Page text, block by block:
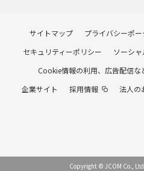
サイトマップ プライバシーポー
セキュリティーポリシー
ソーシ
Cookie情報の利用、広告配信な
企業サイト
採用情報 法人の
Copyright © JCOM Co.,